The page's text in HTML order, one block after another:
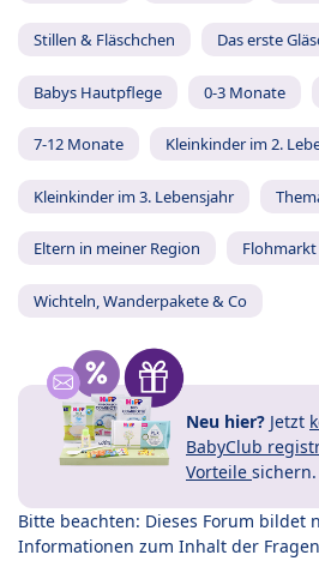
Stillen & Fläschchen Das erste
Babys Hautpflege 0-3 Monate
7-12 Monate Kleinkinder im 2.
Kleinkinder im 3. Lebensjahr
Eltern in meiner Region Flohmarkt
Wichteln, Wanderpakete & Co
Neu hier? Jetzt
BabyClub
Vorteile sichern.
Bitte beachten: Dieses Forum bildet
Informationen zum Inhalt der